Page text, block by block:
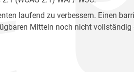
laufend zu verbessern. Einen
Mitteln noch nicht vollständig